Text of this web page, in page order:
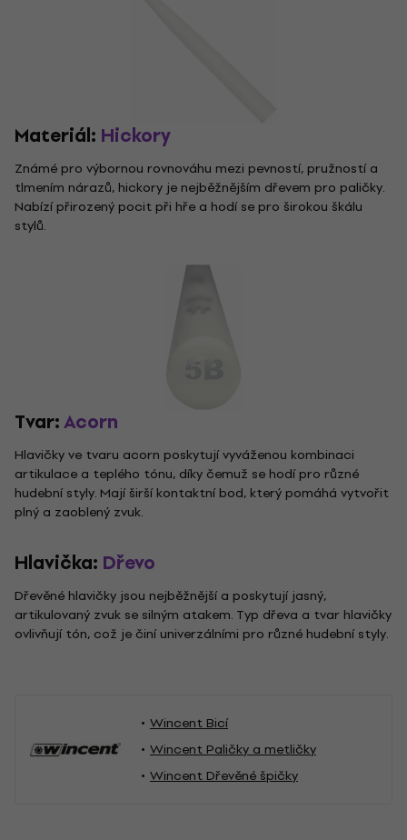
Materiál: Hickory
Známé pro výbornou rovnováhu mezi pevností, pružností a
tlmením nárazů, hickory je nejběžnějším dřevem pro paličky.
Nabízí přirozený pocit při hře a hodí se pro širokou škálu
stylů.
Tvar:Acorn
Hlavičky ve tvaru acorn poskytují vyváženou kombinaci
artikulace a teplého tónu, díky čemuž se hodí pro různé
hudební styly. Mají širší kontaktní bod, který pomáhá vytvořit
plný a zaoblený zvuk.
Hlavička: Dřevo
Dřevěné hlavičky jsou nejběžnější a poskytují jasný,
artikulovaný zvuk se silným atakem. Typ dřeva a tvar hlavičky
ovlivňují tón, což je činí univerzálními pro různé hudební styly.
Wincent Bicí
Wincent Paličky a metličky
Wincent Dřevěné špičky